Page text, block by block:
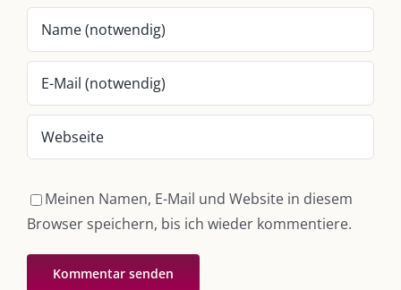
Meinen Namen, E-Mail und Website in diesem
Browser speichern, bis ich wieder kommentiere.
„Unser Kulmbach e. V.“– Der Händlerzusammenschluss der Stadt
„Stadt Kulmbach“– Offizielles Portal unserer Heimat
Lebenslust Akademie Kulmbach